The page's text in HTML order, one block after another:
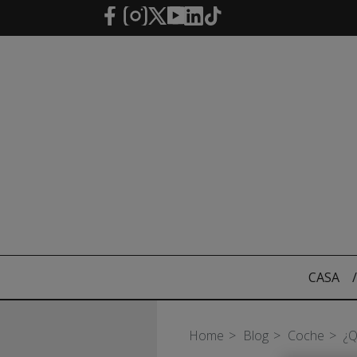
Saltar al contenido principal
CASA /
Home Blog Coche